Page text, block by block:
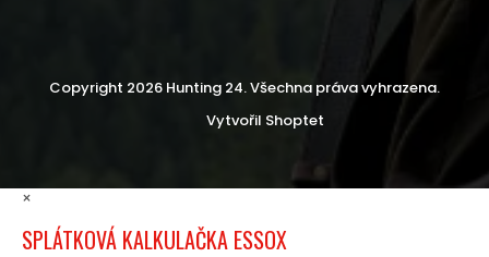
Vytvořil Shoptet
Copyright 2026 Hunting 24. Všechna práva vyhrazena.
×
SPLÁTKOVÁ KALKULAČKA ESSOX